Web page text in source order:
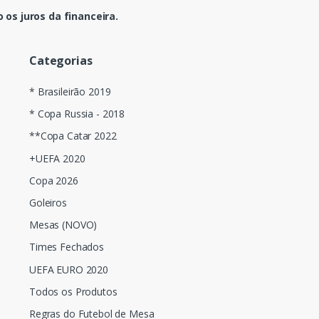
os juros da financeira.
Categorias
* Brasileirão 2019
* Copa Russia - 2018
**Copa Catar 2022
+UEFA 2020
Copa 2026
Goleiros
Mesas (NOVO)
Times Fechados
UEFA EURO 2020
Todos os Produtos
Regras do Futebol de Mesa